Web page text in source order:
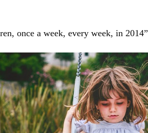
once a week, every week, in 2014”